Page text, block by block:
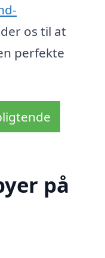
os til at
perfekte
på